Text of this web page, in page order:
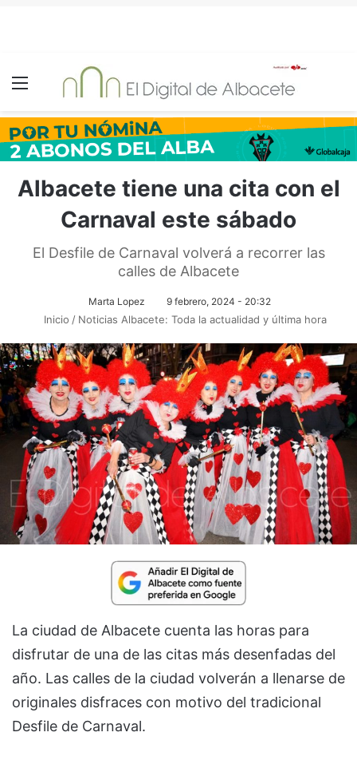
Menú
Albacete tiene una cita con el
Carnaval este sábado
El Desfile de Carnaval volverá a recorrer las
calles de Albacete
Marta Lopez 9 febrero, 2024 - 20:32
Inicio / Noticias Albacete: Toda la actualidad y última hora
La ciudad de Albacete cuenta las horas para
disfrutar de una de las citas más desenfadas del
año. Las calles de la ciudad volverán a llenarse de
originales disfraces con motivo del tradicional
Desfile de Carnaval.